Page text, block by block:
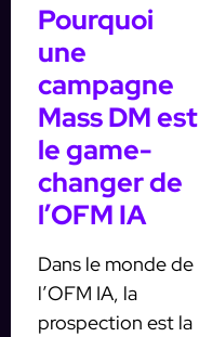
Pourquoi
une
campagne
Mass DM est
le game-
changer de
l’OFM IA
Dans le monde de
l’OFM IA, la
prospection est la